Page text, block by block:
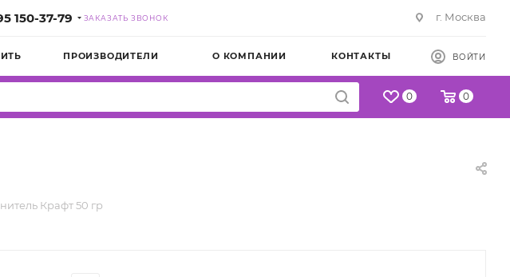
150-37-79 ЗАКАЗАТЬ ЗВОНОК г. Москва
ПРОИЗВОДИТЕЛИ О КОМПАНИИ КОНТАКТЫ ВОЙТИ
0 0
Крафт 50 гр